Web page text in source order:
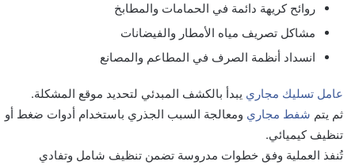
روائح كريهة دائمة في الحمامات والمطابخ
مشاكل تصريف مياه الأمطار والفيضانات
انسداد أنظمة الصرف في المطاعم والمصانع
عامل تسليك مجاري يبدأ بالكشف المبدئي لتحديد موقع المشكلة.
ثم يتم شفط مجاري ومعالجة السبب الجذري باستخدام أدوات ضغط أو
تنظيف كيميائي.
تُنفذ العملية وفق خطوات مدروسة تضمن تنظيف شامل وتفادي